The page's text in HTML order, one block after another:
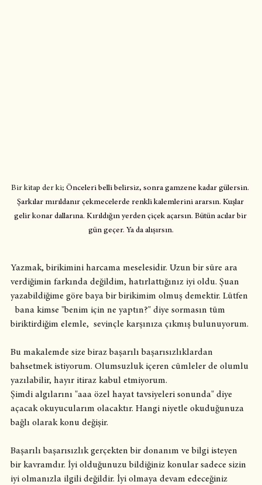
Bir kitap der ki; Önceleri belli belirsiz, sonra gamzene kadar gülersin.
Şarkılar mırıldanır çekmecelerde renkli kalemlerini ararsın. Kuşlar
gelir konar dallarına. Kırıldığın yerden çiçek açarsın. Bütün acılar bir
gün geçer. Ya da alışırsın.
Yazmak, birikimini harcama meselesidir. Uzun bir süre ara
verdiğimin farkında değildim, hatırlattığınız iyi oldu. Şuan
yazabildiğime göre baya bir birikimim olmuş demektir. Lütfen
  bana kimse "benim için ne yaptın?" diye sormasın tüm
biriktirdiğim elemle,  sevinçle karşınıza çıkmış bulunuyorum.
Bu makalemde size biraz başarılı başarısızlıklardan
bahsetmek istiyorum. Olumsuzluk içeren cümleler de olumlu
yazılabilir, hayır itiraz kabul etmiyorum.
Şimdi algılarını "aaa özel hayat tavsiyeleri sonunda" diye
açacak okuyucularım olacaktır. Hangi niyetle okuduğunuza
bağlı olarak konu değişir.
Başarılı başarısızlık gerçekten bir donanım ve bilgi isteyen
bir kavramdır. İyi olduğunuzu bildiğiniz konular sadece sizin
iyi olmanızla ilgili değildir. İyi olmaya devam edeceğiniz